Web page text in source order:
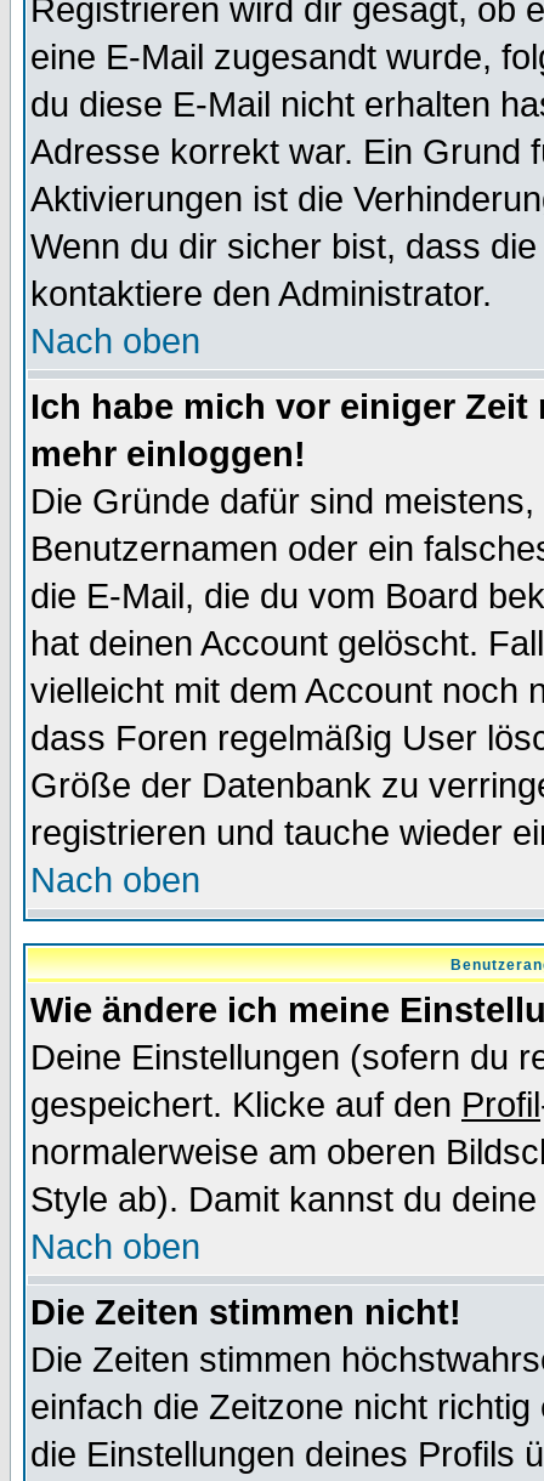
Registrieren wird dir gesagt, ob
eine E-Mail zugesandt wurde,
du diese E-Mail nicht erhalten
Adresse korrekt war. Ein Grund
Aktivierungen ist die
Wenn du dir sicher bist, dass
kontaktiere den Administrator.
Nach oben
Ich habe mich vor einiger
mehr einloggen!
Die Gründe dafür sind
Benutzernamen oder ein
die E-Mail, die du vom Board
hat deinen Account gelöscht.
vielleicht mit dem Account noch
dass Foren regelmäßig User
Größe der Datenbank zu
registrieren und tauche wieder
Nach oben
Wie ändere ich meine
Deine Einstellungen (sofern du
gespeichert. Klicke auf den Profil
normalerweise am oberen
Style ab). Damit kannst du
Nach oben
Die Zeiten stimmen nicht!
Die Zeiten stimmen
einfach die Zeitzone nicht
die Einstellungen deines Profils